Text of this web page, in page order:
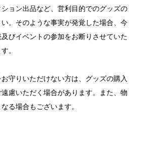
ション出品など、営利目的でのグッズの
。そのような事実が発覚した場合、今
びイベントの参加をお断りさせていた
。
守りいただけない方は、グッズの購入
慮いただく場合があります。また、物
る場合もございます。